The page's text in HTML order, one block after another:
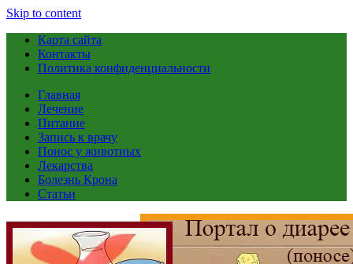
Skip to content
Карта сайта
Контакты
Политика конфиденциальности
Главная
Лечение
Питание
Запись к врачу
Понос у животных
Лекарства
Болезнь Крона
Статьи